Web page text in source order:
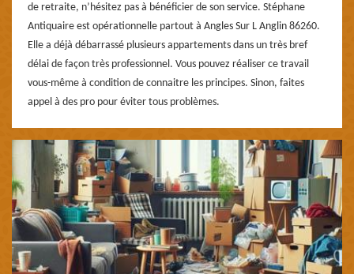
de retraite, n’hésitez pas à bénéficier de son service. Stéphane
Antiquaire est opérationnelle partout à Angles Sur L Anglin 86260.
Elle a déjà débarrassé plusieurs appartements dans un très bref
délai de façon très professionnel. Vous pouvez réaliser ce travail
vous-même à condition de connaitre les principes. Sinon, faites
appel à des pro pour éviter tous problèmes.